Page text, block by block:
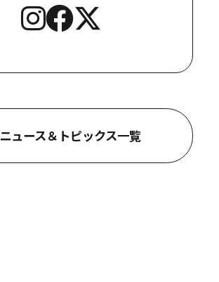
ニュース＆トピックス一覧